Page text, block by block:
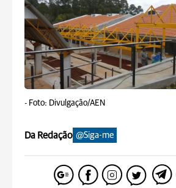
- Foto: Divulgação/AEN
Da Redação @Siga-me